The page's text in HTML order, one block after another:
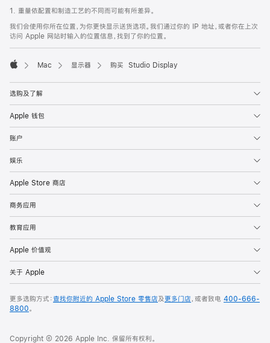
1. 重量依配置和制造工艺的不同而可能有所差异。
我们会使用你所在位置，为你更快显示送货选项。我们通过你的 IP 地址，或者你在上次
访问 Apple 网站时输入的位置信息，找到了你的位置。
Mac 显示器 购买 Studio Display
选购及了解
Apple 钱包
账户
娱乐
Apple Store 商店
商务应用
教育应用
Apple 价值观
关于 Apple
更多选购方式：查找你附近的 Apple Store 零售店及更多门店，或者致电 400-666-
8800。
Copyright © 2026 Apple Inc. 保留所有权利。